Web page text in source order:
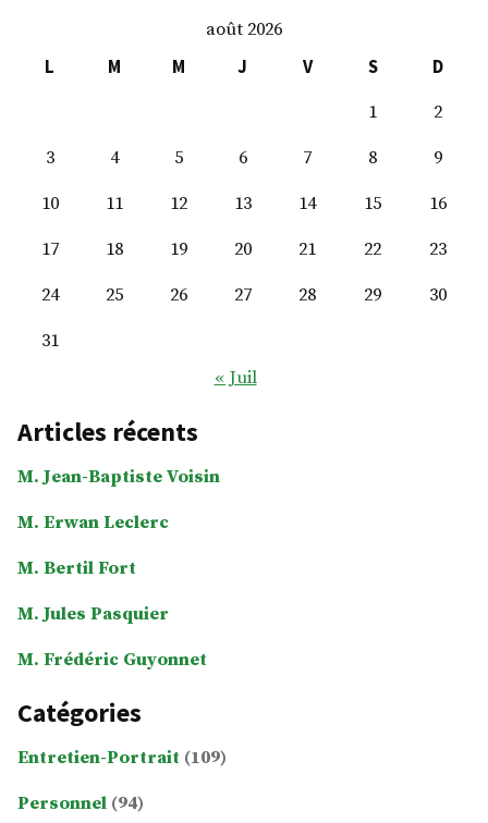
campagne
Marine
National)
août 2026
L
M M J V S
D
1
2
3
4 5 6 7 8
9
10
11 12 13 14 15
16
17
18 19 20 21 22
23
24
25 26 27 28 29
30
31
« Juil
Articles récents
M. Jean-Baptiste Voisin
M. Erwan Leclerc
M. Bertil Fort
M. Jules Pasquier
M. Frédéric Guyonnet
Catégories
Entretien-Portrait (109)
Personnel (94)